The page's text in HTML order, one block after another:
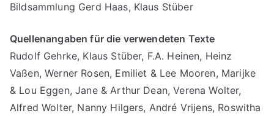
Bildsammlung Gerd Haas, Klaus Stüber
Quellenangaben für die verwendeten Texte
Rudolf Gehrke, Klaus Stüber, F.A. Heinen, Heinz
Vaßen, Werner Rosen, Emiliet & Lee Mooren, Marijke
& Lou Eggen, Jane & Arthur Dean, Verena Wolter,
Alfred Wolter, Nanny Hilgers, André Vrijens, Roswitha